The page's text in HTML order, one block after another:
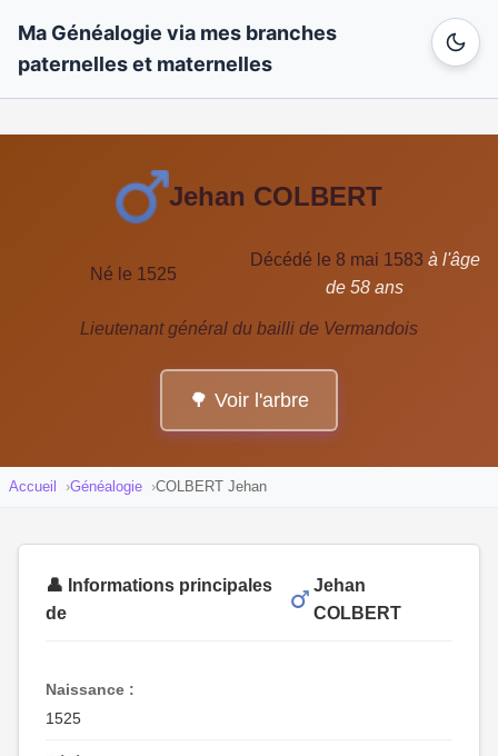
Ma Généalogie via mes branches
paternelles et maternelles
Jehan COLBERT
Né le 1525
Décédé le 8 mai 1583 à l'âge
de 58 ans
Lieutenant général du bailli de Vermandois
🌳 Voir l'arbre
Accueil Généalogie COLBERT Jehan
👤 Informations principales
de
Jehan
COLBERT
Naissance :
1525